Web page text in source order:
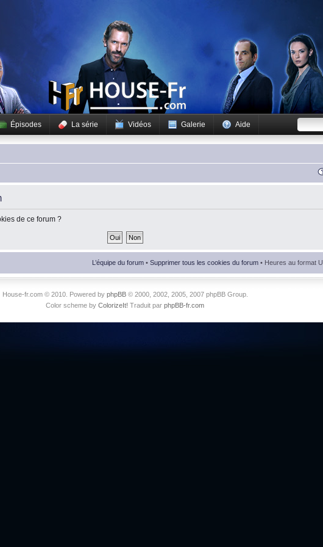
Épisodes La série Vidéos Galerie Aide
de ce forum ?
L’équipe du forum • Supprimer tous les cookies du forum • Heures au format
House-fr.com © 2010. Powered by phpBB© 2000, 2002, 2005, 2007 phpBB Group.
Color scheme by ColorizeIt! Traduit par phpBB-fr.com